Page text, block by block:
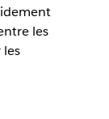
les